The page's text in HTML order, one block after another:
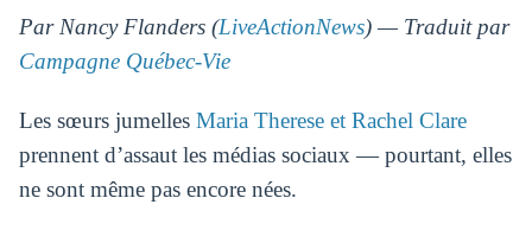
Par Nancy Flanders (LiveActionNews) — Traduit par
Campagne Québec-Vie
Les sœurs jumelles Maria Therese et Rachel Clare
prennent d’assaut les médias sociaux — pourtant, elles
ne sont même pas encore nées.